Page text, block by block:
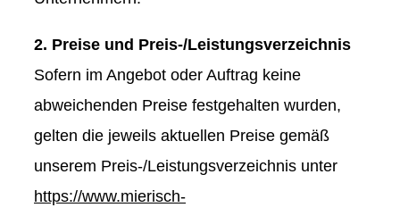
2. Preise und Preis-/Leistungsverzeichnis
Sofern im Angebot oder Auftrag keine
abweichenden Preise festgehalten wurden,
gelten die jeweils aktuellen Preise gemäß
unserem Preis-/Leistungsverzeichnis unter
https://www.mierisch-